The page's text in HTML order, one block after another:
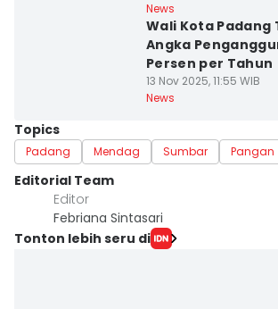
News
Wali Kota
Angka
Persen per Tahun
13 Nov 2025, 11:55 WIB
News
Topics
Padang Mendag Sumbar Pangan
Editorial Team
Editor
Febriana Sintasari
Tonton lebih seru di